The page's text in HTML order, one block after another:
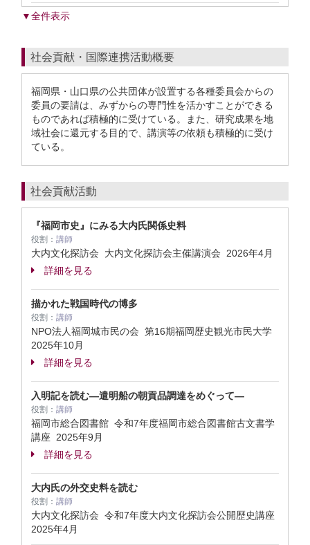
▼全件表示
社会貢献・国際連携活動概要
福岡県・山口県の公共団体が設置する各種委員会からの
委員の要請は、みずからの専門性を活かすことができる
ものであれば積極的に受けている。また、研究成果を地
域社会に還元する目的で、講演等の依頼も積極的に受け
ている。
社会貢献活動
『福岡市史』にみる大内氏関係史料
役割： 講師
大内文化探訪会 大内文化探訪会主催講演会 2026年4月
詳細を見る
描かれた戦国時代の博多
役割： 講師
NPO法人福岡城市民の会 第16期福岡歴史観光市民大学
2025年10月
詳細を見る
入明記を読む―遣明船の朝貢品調達をめぐって―
役割： 講師
福岡市総合図書館 令和7年度福岡市総合図書館古文書学
講座 2025年9月
詳細を見る
大内氏の外交史料を読む
役割： 講師
大内文化探訪会 令和7年度大内文化探訪会公開歴史講座
2025年4月